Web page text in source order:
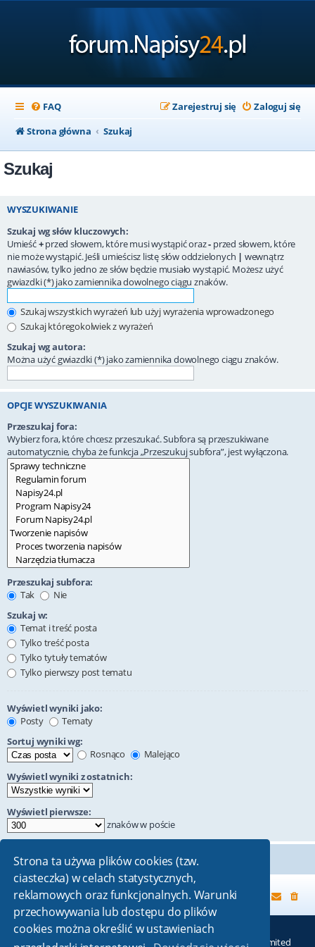
Strona ta używa plików cookies (tzw.
ciasteczka) w celach statystycznych,
reklamowych oraz funkcjonalnych. Warunki
przechowywania lub dostępu do plików
cookies można określić w ustawieniach
FAQ Zaloguj się
Zarejestruj się
Strona główna
Szukaj
Szukaj
WYSZUKIWANIE
Szukaj wg słów kluczowych:
Umieść+przed słowem, które musi wystąpić oraz- przed słowem, które
nie może wystąpić. Jeśli umieścisz listę słów oddzielonych | wewnątrz
nawiasów, tylko jedno ze słów będzie musiało wystąpić. Możesz użyć
gwiazdki (*) jako zamiennika dowolnego ciągu znaków.
Szukaj wszystkich wyrażeń lub użyj wyrażenia wprowadzonego
Szukaj któregokolwiek z wyrażeń
Szukaj wg autora:
Można użyć gwiazdki (*) jako zamiennika dowolnego ciągu znaków.
OPCJE WYSZUKIWANIA
Przeszukaj fora:
Wybierz fora, które chcesz przeszukać. Subfora są przeszukiwane
automatycznie, chyba że funkcja „Przeszukuj subfora”, jest wyłączona.
Przeszukaj subfora:
Tak
Nie
Szukaj w:
Temat i treść posta
Tylko treść posta
Tylko tytuły tematów
Tylko pierwszy post tematu
Wyświetl wyniki jako:
Posty
Tematy
Sortuj wyniki wg:
Rosnąco
Malejąco
Wyświetl wyniki z ostatnich:
Wyświetl pierwsze:
znaków w poście
Strona główna
Technologię dostarcza phpBB® Forum Software © phpBB Limited